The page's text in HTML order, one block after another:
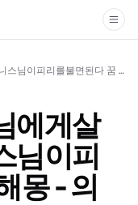
절에도망가서 스님에게살려달라고 했더니스님이피리를불면된다 꿈 해몽 - 의미와 해석
에게살
님이피
몽 - 의